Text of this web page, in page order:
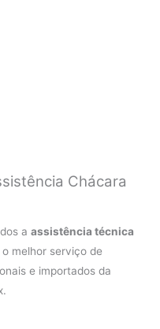
Chácara
aassistência técnica
melhor serviço de
e importados da